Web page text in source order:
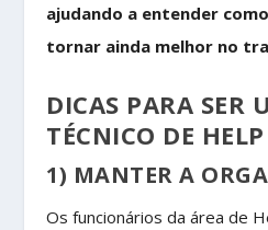
ajudando a entender
tornar ainda melhor no
DICAS PARA SER
TÉCNICO DE
1) MANTER A
Os funcionários da área de